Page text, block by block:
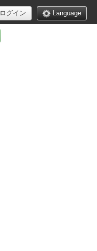
Language
ログイン